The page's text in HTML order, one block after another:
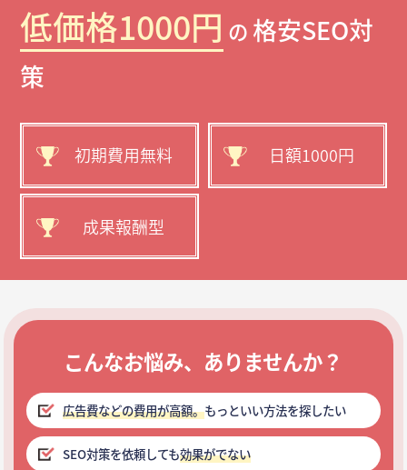
低価格1000円 の 格安SEO対
策
初期費用無料 日額1000円
成果報酬型
こんなお悩み、ありませんか？
広告費などの費用が高額。もっといい方法を探したい
SEO対策を依頼しても効果がでない